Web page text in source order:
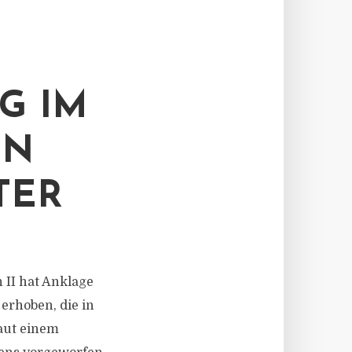
IM
II hat Anklage
die in
einem